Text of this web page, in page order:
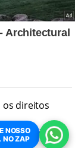
os direitos
Conheça
NOSSO
NO ZAP